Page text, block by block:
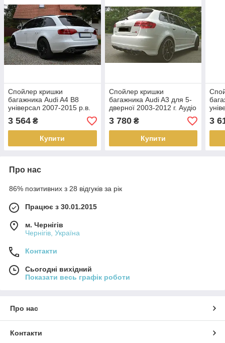
Спойлер кришки
багажника Audi A4 B8
універсал 2007-2015 р.в.
стиль S-line
3 564 ₴
Купити
Спойлер кришки
багажника Audi A3 для 5-
дверної 2003-2012 г. Аудіо
А3 стиль RS3
3 780₴
Купити
3
Про нас
86% позитивних з 28 відгуків за рік
Працює з 30.01.2015
м. Чернігів
Чернігів, Україна
Контакти
Сьогодні вихідний
Показати весь графік роботи
Про нас
Контакти